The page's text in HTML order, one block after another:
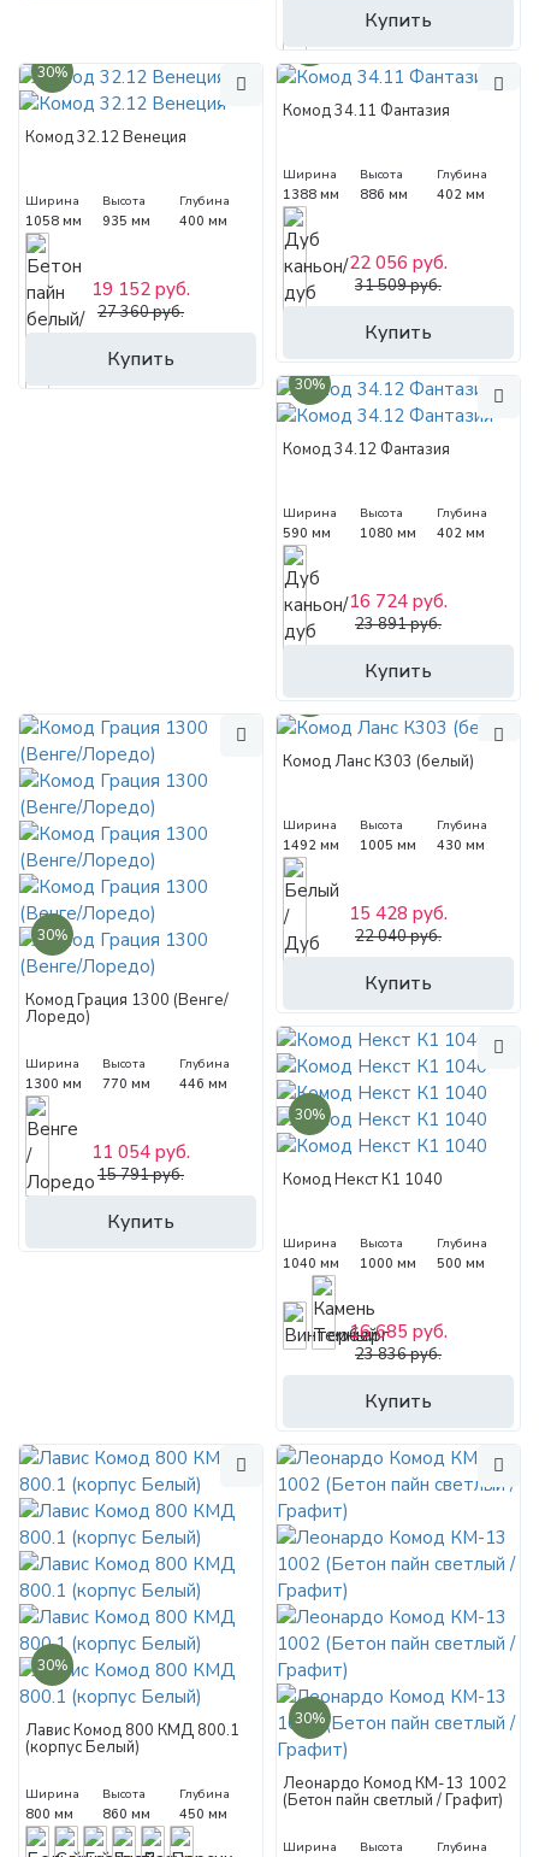
Купить
30%
Комод 32.12 Венеция
Ширина
1058 мм
Высота
935 мм
Глубина
400 мм
Купить
19 152 руб.
27 360 руб.
30%
Комод 34.11 Фантазия
Ширина
1388 мм
Высота
886 мм
Глубина
402 мм
Купить
22 056 руб.
31 509 руб.
30%
Комод 34.12 Фантазия
Ширина
590 мм
Высота
1080 мм
Глубина
402 мм
Купить
16 724 руб.
23 891 руб.
30%
Комод Грация 1300 (Венге/
Лоредо)
Ширина
1300 мм
Высота
770 мм
Глубина
446 мм
Купить
11 054 руб.
15 791 руб.
Комод Ланс К303 (белый)
Ширина
1492 мм
Высота
1005 мм
Глубина
430 мм
Купить
15 428 руб.
22 040 руб.
30%
Комод Некст К1 1040
Ширина
1040 мм
Высота
1000 мм
Глубина
500 мм
Купить
16 685 руб.
23 836 руб.
30%
Лавис Комод 800 КМД 800.1
(корпус Белый)
Ширина
800 мм
Высота
860 мм
Глубина
450 мм
30%
Леонардо Комод КМ-13 1002
(Бетон пайн светлый / Графит)
Ширина Высота Глубина